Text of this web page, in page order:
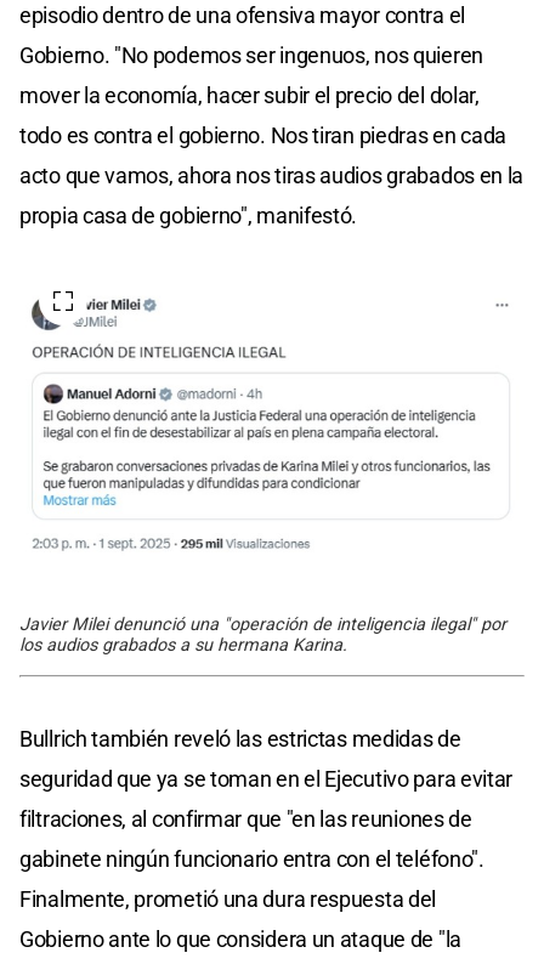
episodio dentro de una ofensiva mayor contra el
Gobierno. "No podemos ser ingenuos, nos quieren
mover la economía, hacer subir el precio del dolar,
todo es contra el gobierno. Nos tiran piedras en cada
acto que vamos, ahora nos tiras audios grabados en la
propia casa de gobierno", manifestó.
Javier Milei denunció una "operación de inteligencia ilegal" por
los audios grabados a su hermana Karina.
Bullrich también reveló las estrictas medidas de
seguridad que ya se toman en el Ejecutivo para evitar
filtraciones, al confirmar que "en las reuniones de
gabinete ningún funcionario entra con el teléfono".
Finalmente, prometió una dura respuesta del
Gobierno ante lo que considera un ataque de "la